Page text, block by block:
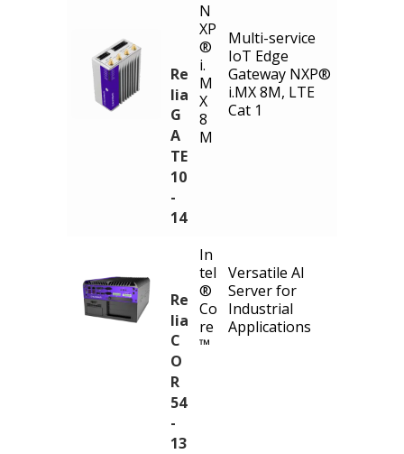
Re
lia
G
A
TE
10
-
14
N
XP
®
i.
M
X
8
M
Multi-service
IoT Edge
Gateway NXP®
i.MX 8M, LTE
Cat 1
Re
lia
C
O
R
54
-
13
In
tel
®
Co
re
™
Versatile AI
Server for
Industrial
Applications